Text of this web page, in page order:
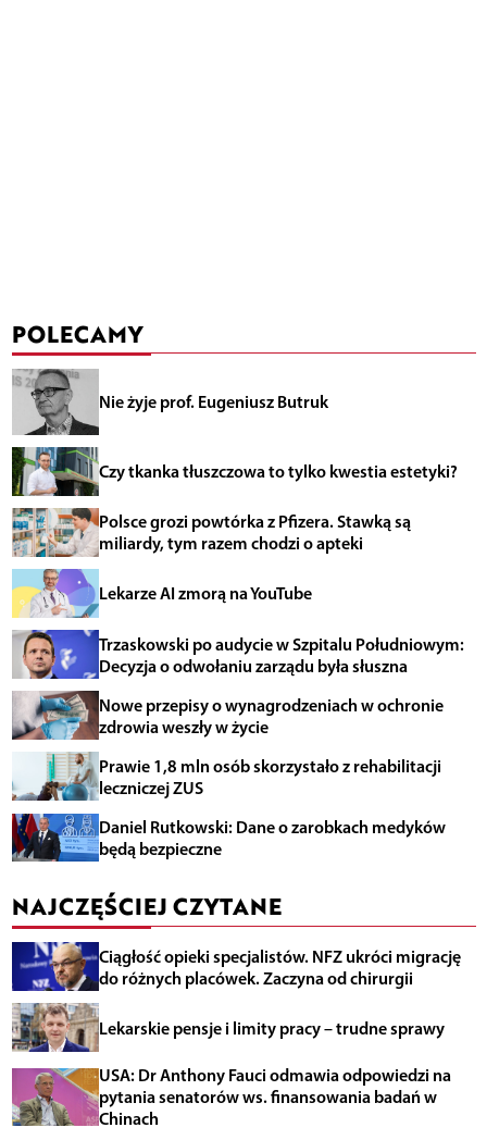
POLECAMY
Nie żyje prof. Eugeniusz Butruk
Czy tkanka tłuszczowa to tylko kwestia estetyki?
Polsce grozi powtórka z Pfizera. Stawką są
miliardy, tym razem chodzi o apteki
Lekarze AI zmorą na YouTube
Trzaskowski po audycie w Szpitalu Południowym:
Decyzja o odwołaniu zarządu była słuszna
Nowe przepisy o wynagrodzeniach w ochronie
zdrowia weszły w życie
Prawie 1,8 mln osób skorzystało z rehabilitacji
leczniczej ZUS
Daniel Rutkowski: Dane o zarobkach medyków
będą bezpieczne
NAJCZĘŚCIEJ CZYTANE
Ciągłość opieki specjalistów. NFZ ukróci migrację
do różnych placówek. Zaczyna od chirurgii
Lekarskie pensje i limity pracy – trudne sprawy
USA: Dr Anthony Fauci odmawia odpowiedzi na
pytania senatorów ws. finansowania badań w
Chinach